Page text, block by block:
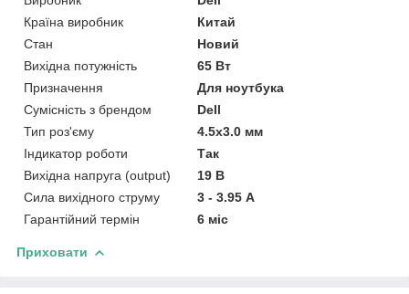
Країна виробник
Китай
Стан
Новий
Вихідна потужність
65 Вт
Призначення
Для ноутбука
Сумісність з брендом
Dell
Тип роз'єму
4.5x3.0 мм
Індикатор роботи
Так
Вихідна напруга (output)
19 В
Сила вихідного струму
3 - 3.95 А
Гарантійний термін
6 міс
Приховати